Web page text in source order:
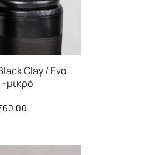
Clay / Ενα
-μικρό
60.00